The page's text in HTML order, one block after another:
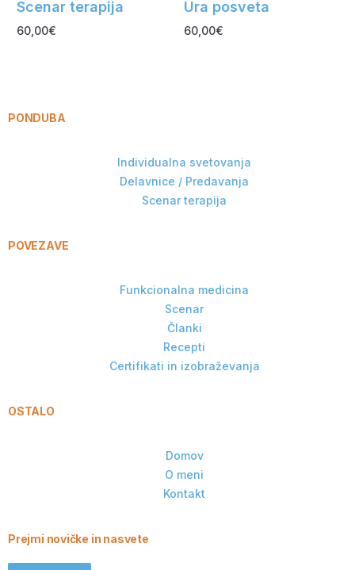
Scenar terapija
60,00€
Ura posveta
60,00€
PONDUBA
Individualna svetovanja
Delavnice / Predavanja
Scenar terapija
POVEZAVE
Funkcionalna medicina
Scenar
Članki
Recepti
Certifikati in izobraževanja
OSTALO
Domov
O meni
Kontakt
Prejmi novičke in nasvete